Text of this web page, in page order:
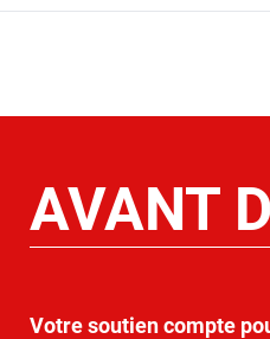
AVANT
Votre soutien compte